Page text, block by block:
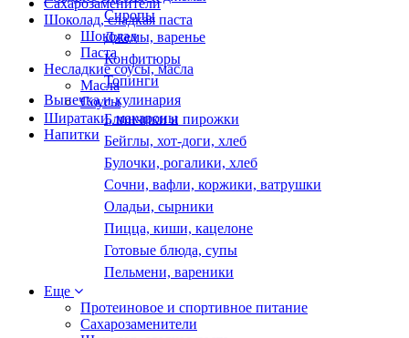
Сахарозаменители
Шоколад, сладкая паста
Шоколад
Паста
Несладкие соусы, масла
Масла
Соусы
Ширатаки, макароны
Напитки
Сиропы
Джемы, варенье
Конфитюры
Топинги
Выпечка и кулинария
Блинчики и пирожки
Бейглы, хот-доги, хлеб
Булочки, рогалики, хлеб
Сочни, вафли, коржики, ватрушки
Оладьи, сырники
Пицца, киши, кацелоне
Готовые блюда, супы
Пельмени, вареники
Еще
Протеиновое и спортивное питание
Сахарозаменители